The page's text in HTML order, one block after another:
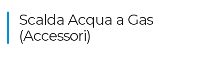
Scalda Acqua a Gas
(Accessori)